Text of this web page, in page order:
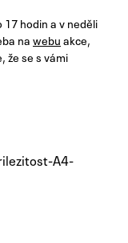
hodin a v neděli
na webu akce,
že se s vámi